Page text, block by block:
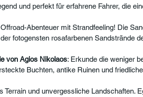
und perfekt für erfahrene Fahrer, die
Offroad-Abenteuer mit Strandfeeling! Die
fotogensten rosafarbenen Sandstrände
von Agios Nikolaos: Erkunde die weniger
Buchten, antike Ruinen und
Terrain und unvergessliche Landschaften.